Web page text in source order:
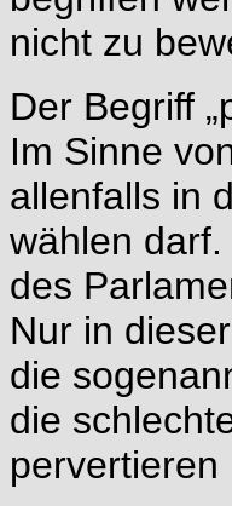
nicht zu
Der Begriff
Im Sinne
allenfalls in
wählen
des
Nur in
die
die
pervertieren